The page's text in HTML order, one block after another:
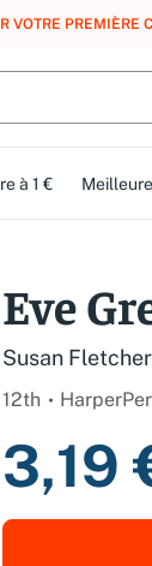
à 1 €
Eve
Susan Fletcher
12th
3,19